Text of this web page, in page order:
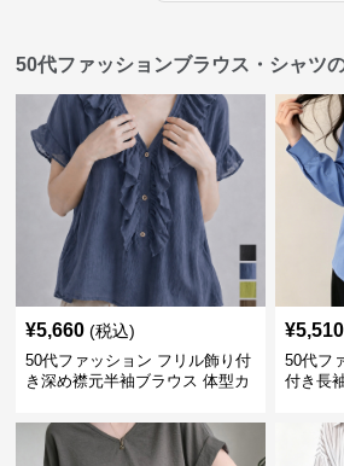
50代ファッションブラウス・シャツ
¥5,660 (税込)
50代ファッション フリル飾り付
き深め襟元半袖ブラウス 体型カ
¥5,510
50代フ
付き長